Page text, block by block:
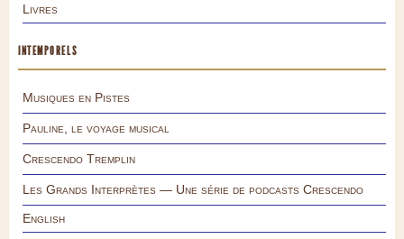
Livres
INTEMPORELS
Musiques en Pistes
Pauline, le voyage musical
Crescendo Tremplin
Les Grands Interprètes — Une série de podcasts Crescendo
English